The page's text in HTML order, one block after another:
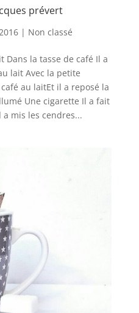
prévert
| Non classé
Dans la tasse de café Il a
lait Avec la petite
au laitEt il a reposé la
Une cigarette Il a fait
mis les cendres...